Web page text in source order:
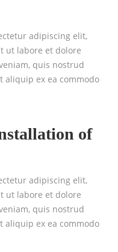
adipiscing elit,
ut labore et dolore
quis nostrud
aliquip ex ea commodo
of
adipiscing elit,
ut labore et dolore
quis nostrud
aliquip ex ea commodo